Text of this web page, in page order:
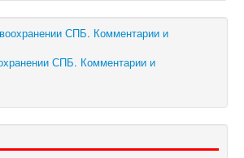
СПБ. Комментарии и